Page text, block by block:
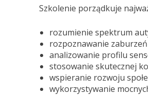
Szkolenie porządkuje
rozumienie spektrum
rozpoznawanie
analizowanie profilu
stosowanie skutecznej
wspieranie rozwoju
wykorzystywanie